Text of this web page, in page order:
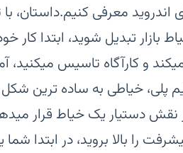
اندروید معرفی کنیم.داستان،
بازار تبدیل شوید، ابتدا کار
و کارآگاه تاسیس میکنید،
پلی، خیاطی به ساده ترین
دستیار یک خیاط قرار میدهد
را بالا بروید، در ابتدا